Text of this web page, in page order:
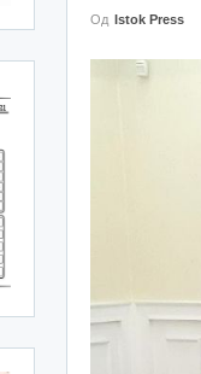
Од Istok Press